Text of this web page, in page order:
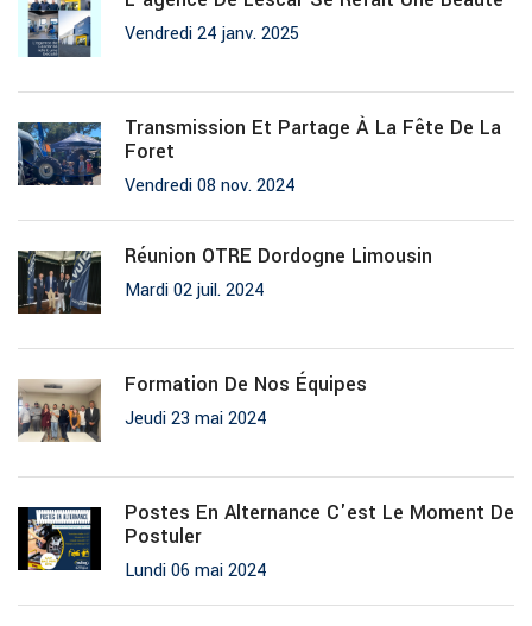
Vendredi 24 janv. 2025
Transmission Et Partage À La Fête De La
Foret
Vendredi 08 nov. 2024
Réunion OTRE Dordogne Limousin
Mardi 02 juil. 2024
Formation De Nos Équipes
Jeudi 23 mai 2024
Postes En Alternance C'est Le Moment De
Postuler
Lundi 06 mai 2024